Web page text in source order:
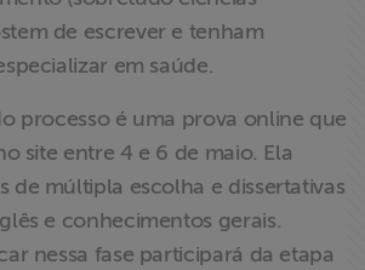
de escrever e tenham
em saúde.
processo é uma prova online que
site entre 4 e 6 de maio. Ela
de múltipla escolha e dissertativas
e conhecimentos gerais.
nessa fase participará da etapa